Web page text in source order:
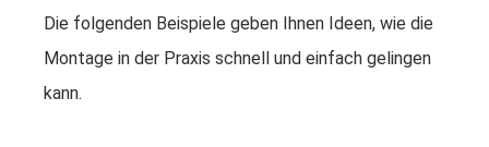
Die folgenden Beispiele geben Ihnen Ideen, wie die
Montage in der Praxis schnell und einfach gelingen
kann.